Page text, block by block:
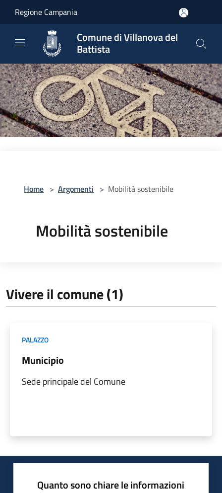
Regione Campania
Comune di Villanova del
Battista
Home > Argomenti > Mobilità sostenibile
Mobilità sostenibile
Vivere il comune (1)
PALAZZO
Municipio
Sede principale del Comune
Quanto sono chiare le informazioni